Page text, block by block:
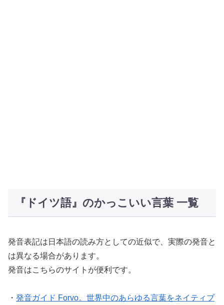
『ドイツ語』のかっこいい言葉 一覧
発音表記は日本語の読み方としての近似で、実際の発音と
は異なる場合があります。
発音はこちらのサイトが便利です。
・ 発音ガイド Forvo。世界中のあらゆる言葉をネイティブ